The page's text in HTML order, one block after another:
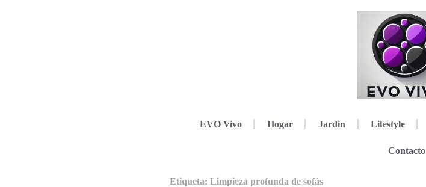
EVO Vivo Hogar Jardin Lifestyle
Contacto
Etiqueta: Limpieza profunda de sofás